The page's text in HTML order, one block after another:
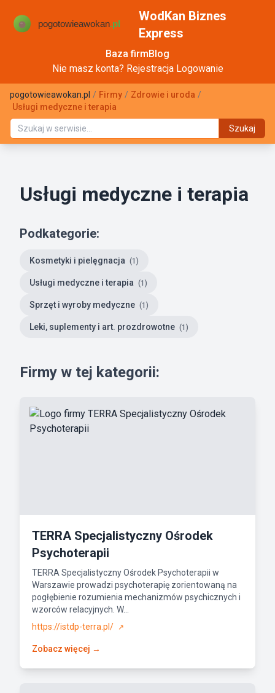
WodKan Biznes
Express
Baza firmBlog
Nie masz konta? Rejestracja Logowanie
pogotowieawokan.pl / Firmy / Zdrowie i uroda /
Usługi medyczne i terapia
Szukaj
Usługi medyczne i terapia
Podkategorie:
Kosmetyki i pielęgnacja (1)
Usługi medyczne i terapia (1)
Sprzęt i wyroby medyczne (1)
Leki, suplementy i art. prozdrowotne (1)
Firmy w tej kategorii:
TERRA Specjalistyczny Ośrodek
Psychoterapii
TERRA Specjalistyczny Ośrodek Psychoterapii w
Warszawie prowadzi psychoterapię zorientowaną na
pogłębienie rozumienia mechanizmów psychicznych i
wzorców relacyjnych. W...
https://istdp-terra.pl/
↗
Zobacz więcej →